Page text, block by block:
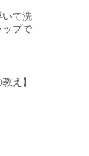
いて洗
ップで
え】